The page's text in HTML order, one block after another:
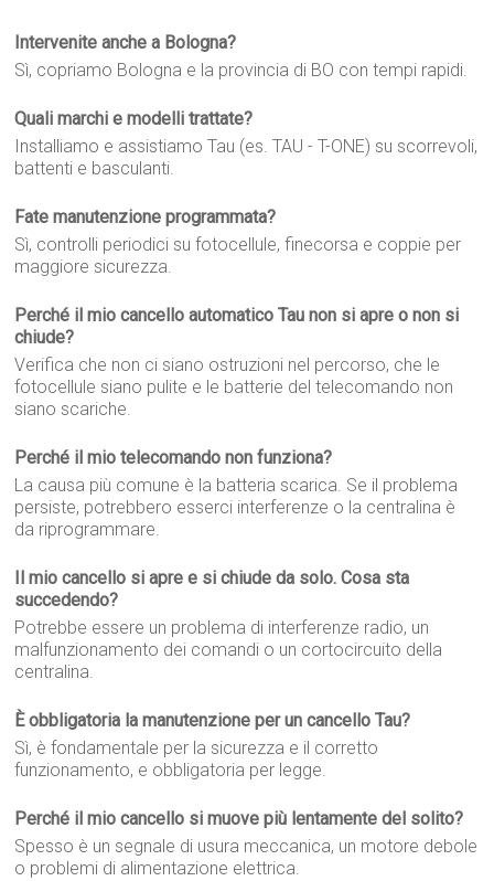
Intervenite anche a Bologna?
Sì, copriamo Bologna e la provincia di BO con tempi rapidi.
Quali marchi e modelli trattate?
Installiamo e assistiamo Tau (es. TAU - T-ONE) su scorrevoli,
battenti e basculanti.
Fate manutenzione programmata?
Sì, controlli periodici su fotocellule, finecorsa e coppie per
maggiore sicurezza.
Perché il mio cancello automatico Tau non si apre o non si
chiude?
Verifica che non ci siano ostruzioni nel percorso, che le
fotocellule siano pulite e le batterie del telecomando non
siano scariche.
Perché il mio telecomando non funziona?
La causa più comune è la batteria scarica. Se il problema
persiste, potrebbero esserci interferenze o la centralina è
da riprogrammare.
Il mio cancello si apre e si chiude da solo. Cosa sta
succedendo?
Potrebbe essere un problema di interferenze radio, un
malfunzionamento dei comandi o un cortocircuito della
centralina.
È obbligatoria la manutenzione per un cancello Tau?
Sì, è fondamentale per la sicurezza e il corretto
funzionamento, e obbligatoria per legge.
Perché il mio cancello si muove più lentamente del solito?
Spesso è un segnale di usura meccanica, un motore debole
o problemi di alimentazione elettrica.